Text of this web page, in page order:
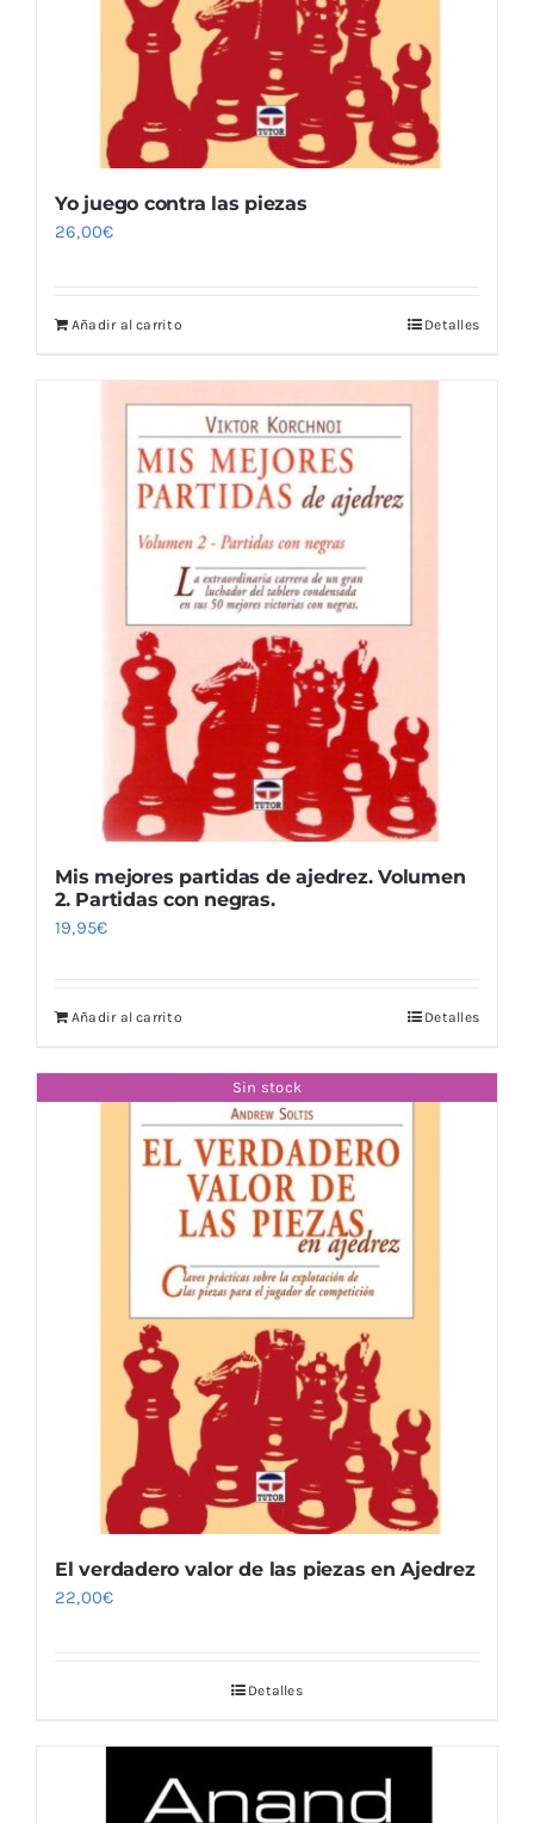
Yo juego contra las piezas
26,00€
Añadir al carrito Detalles
Mis mejores partidas de ajedrez. Volumen
2. Partidas con negras.
19,95€
Añadir al carrito Detalles
Sin stock
El verdadero valor de las piezas en Ajedrez
22,00€
Detalles